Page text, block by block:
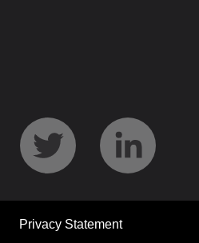
Privacy Statement